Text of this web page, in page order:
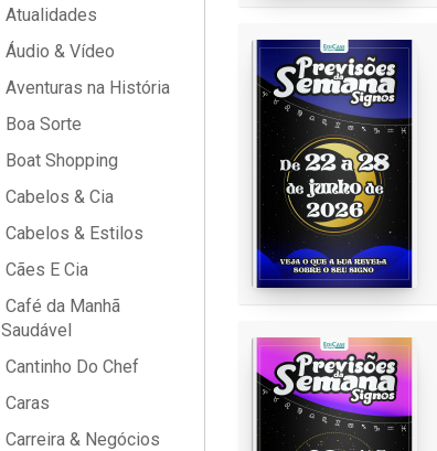
Atualidades
Áudio & Vídeo
Aventuras na História
Boa Sorte
Boat Shopping
Cabelos & Cia
Cabelos & Estilos
Cães E Cia
Café da Manhã
Saudável
Cantinho Do Chef
Caras
Carreira & Negócios